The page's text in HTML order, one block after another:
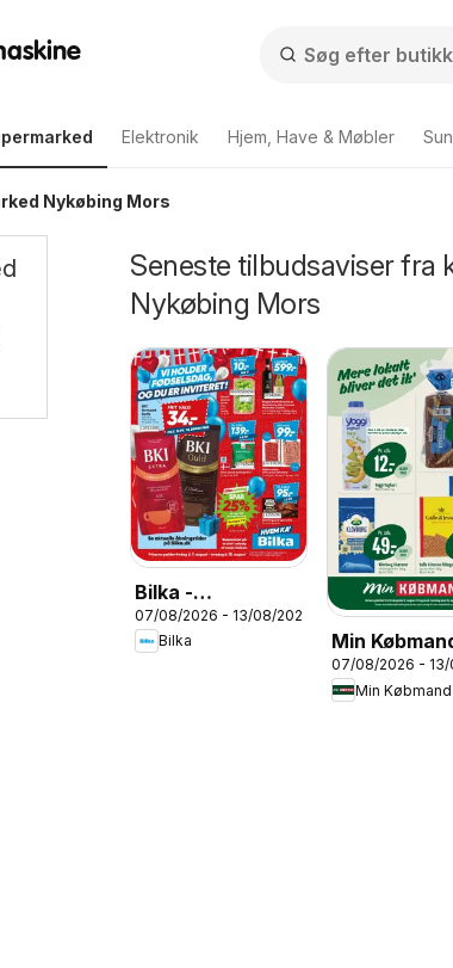
Elektronik Hjem, Have & Møbler
Nykøbing Mors
Seneste tilbudsaviser fra
Nykøbing Mors
Bilka -
Tilbudsavis uge
33
07/08/2026 - 13/08/2026
Bilka
Min
Tilbudsavis
33
07/08/2026 - 13/
Min Købmand